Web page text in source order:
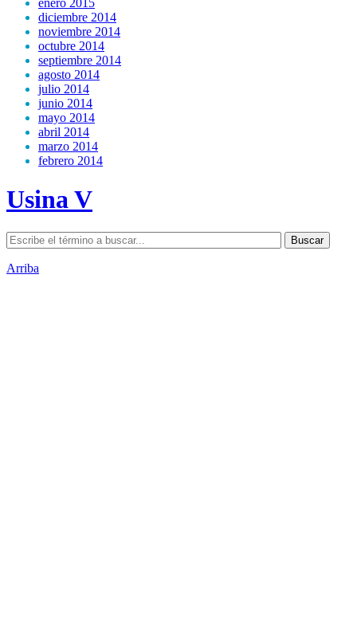
diciembre 2014
noviembre 2014
octubre 2014
septiembre 2014
agosto 2014
julio 2014
junio 2014
mayo 2014
abril 2014
marzo 2014
febrero 2014
Usina V
Arriba